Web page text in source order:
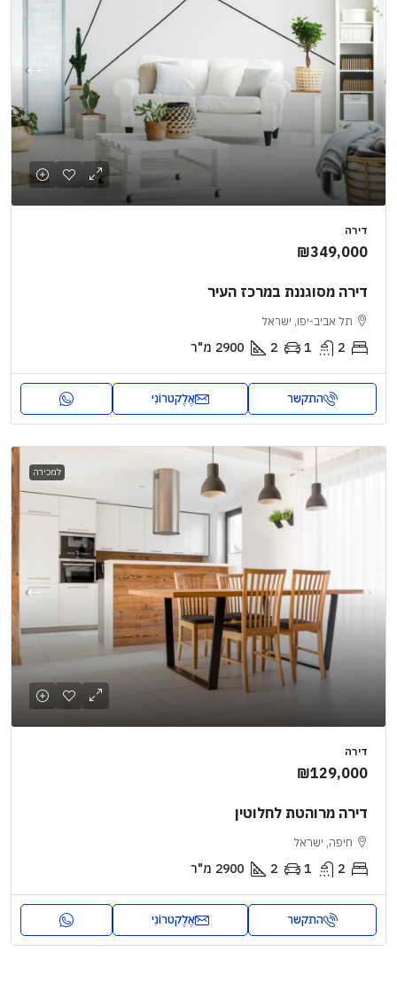
דירה
₪349,000
דירה מסוגננת במרכז העיר
תל אביב-יפו, ישראל
2
1
2
2900 מ"ר
התקשר אֶלֶקטרוֹנִי
למכירה
דירה
₪129,000
דירה מרוהטת לחלוטין
חיפה, ישראל
2
1
2
2900 מ"ר
התקשר אֶלֶקטרוֹנִי